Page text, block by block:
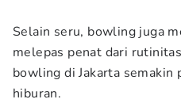
Selain seru, bowling juga
melepas penat dari
bowling di Jakarta semakin
hiburan.